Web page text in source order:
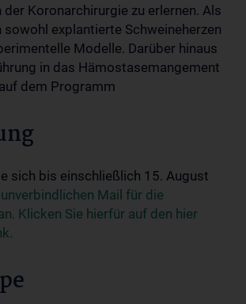
Koronarchirurgie zu erlernen. Als
sowohl explantierte Schweineherzen
Modelle. Darüber hinaus
in das Hämostasemangement
dem Programm
sich bis einschließlich 15. August
unverbindlichen Mail für die
Klicken Sie hierfür auf den hier